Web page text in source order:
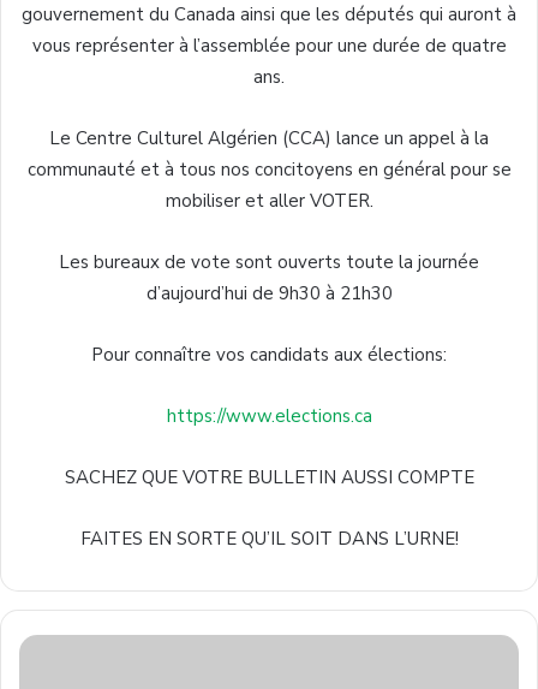
gouvernement du Canada ainsi que les députés qui auront à
vous représenter à l’assemblée pour une durée de quatre
ans.
Le Centre Culturel Algérien (CCA) lance un appel à la
communauté et à tous nos concitoyens en général pour se
mobiliser et aller VOTER.
Les bureaux de vote sont ouverts toute la journée
d’aujourd’hui de 9h30 à 21h30
Pour connaître vos candidats aux élections:
https://www.elections.ca
SACHEZ QUE VOTRE BULLETIN AUSSI COMPTE
FAITES EN SORTE QU’IL SOIT DANS L’URNE!